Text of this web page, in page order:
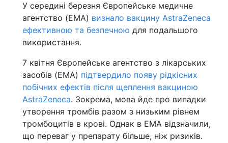
У середині березня Європейське медичне
агентство (EMA) визнало вакцину AstraZeneca
ефективною та безпечною для подальшого
використання.
7 квітня Європейське агентство з лікарських
засобів (EMA) підтвердило появу рідкісних
побічних ефектів після щеплення вакциною
AstraZeneca. Зокрема, мова йде про випадки
утворення тромбів разом з низьким рівнем
тромбоцитів в крові. Однак в EMA відзначили,
що переваг у препарату більше, ніж ризиків.